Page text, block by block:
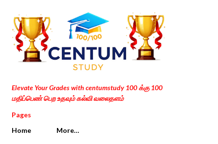
Skip to main content
Elevate Your Grades with centumstudy 100 க்கு 100
மதிப்பெண் பெற உதவும் கல்வி வலைதளம்
Pages
Home
More…